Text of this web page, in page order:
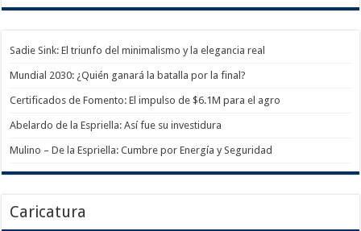
Sadie Sink: El triunfo del minimalismo y la elegancia real
Mundial 2030: ¿Quién ganará la batalla por la final?
Certificados de Fomento: El impulso de $6.1M para el agro
Abelardo de la Espriella: Así fue su investidura
Mulino – De la Espriella: Cumbre por Energía y Seguridad
Caricatura